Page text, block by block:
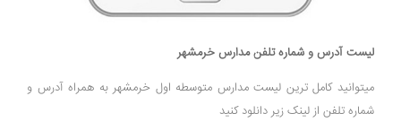
لیست آدرس و شماره تلفن مدارس خرمشهر
میتوانید کامل ترین لیست مدارس متوسطه اول خرمشهر به همراه آدرس و
شماره تلفن از لینک زیر دانلود کنید